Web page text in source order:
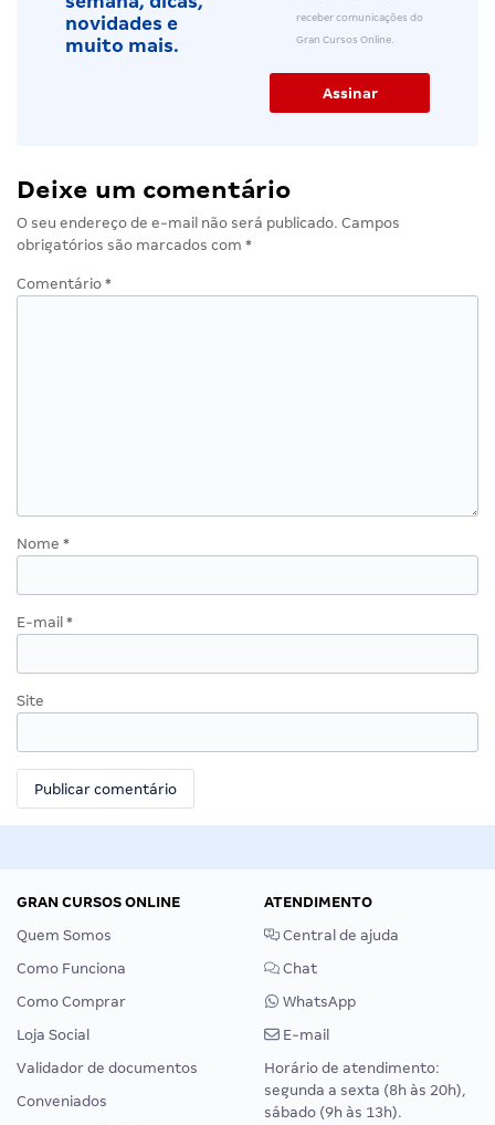
novidades e
muito mais.
receber comunicações do
Gran Cursos Online.
Deixe um comentário
O seu endereço de e-mail não será publicado. Campos
obrigatórios são marcados com *
Comentário *
Nome *
E-mail *
Site
GRAN CURSOS ONLINE
Quem Somos
Como Funciona
Como Comprar
Loja Social
Validador de documentos
Conveniados
ATENDIMENTO
Central de ajuda
Chat
WhatsApp
E-mail
Horário de atendimento:
segunda a sexta (8h às 20h),
sábado (9h às 13h).